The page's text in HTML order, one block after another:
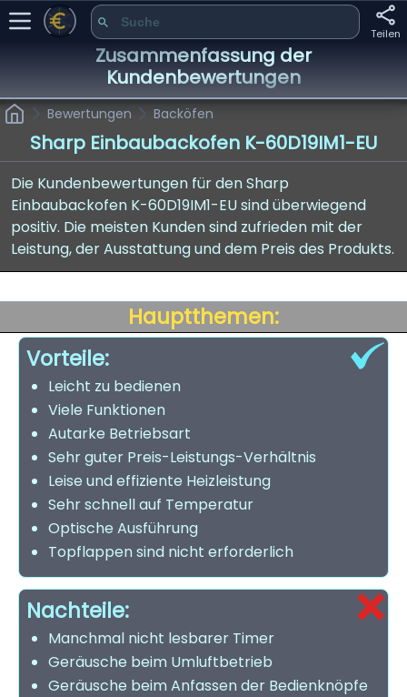
Teilen
Zusammenfassung der
Kundenbewertungen
Bewertungen Backöfen
Sharp Einbaubackofen K-60D19IM1-EU
Die Kundenbewertungen für den Sharp
Einbaubackofen K-60D19IM1-EU sind überwiegend
positiv. Die meisten Kunden sind zufrieden mit der
Leistung, der Ausstattung und dem Preis des Produkts.
Hauptthemen:
Vorteile:
Leicht zu bedienen
Viele Funktionen
Autarke Betriebsart
Sehr guter Preis-Leistungs-Verhältnis
Leise und effiziente Heizleistung
Sehr schnell auf Temperatur
Optische Ausführung
Topflappen sind nicht erforderlich
Nachteile:
Manchmal nicht lesbarer Timer
Geräusche beim Umluftbetrieb
Geräusche beim Anfassen der Bedienknöpfe